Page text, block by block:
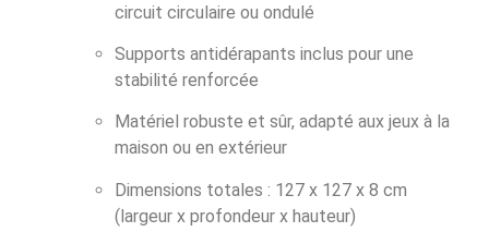
circuit circulaire ou ondulé
Supports antidérapants inclus pour une
stabilité renforcée
Matériel robuste et sûr, adapté aux jeux à la
maison ou en extérieur
Dimensions totales : 127 x 127 x 8 cm
(largeur x profondeur x hauteur)